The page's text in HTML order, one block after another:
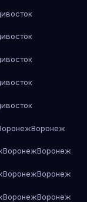
Воронеж
ВоронежВоронеж
ВоронежВоронеж
ВоронежВоронеж